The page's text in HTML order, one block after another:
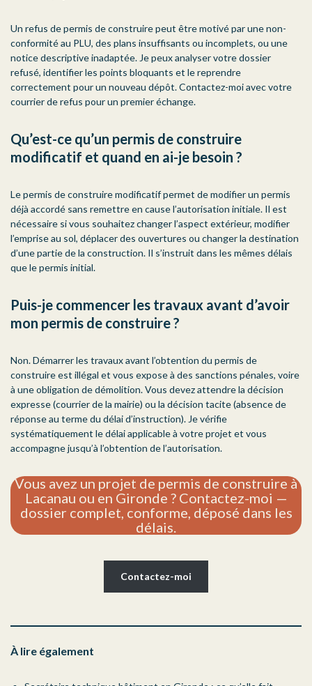
Un refus de permis de construire peut être motivé par une non-
conformité au PLU, des plans insuffisants ou incomplets, ou une
notice descriptive inadaptée. Je peux analyser votre dossier
refusé, identifier les points bloquants et le reprendre
correctement pour un nouveau dépôt. Contactez-moi avec votre
courrier de refus pour un premier échange.
Qu’est-ce qu’un permis de construire
modificatif et quand en ai-je besoin ?
Le permis de construire modificatif permet de modifier un permis
déjà accordé sans remettre en cause l’autorisation initiale. Il est
nécessaire si vous souhaitez changer l’aspect extérieur, modifier
l’emprise au sol, déplacer des ouvertures ou changer la destination
d’une partie de la construction. Il s’instruit dans les mêmes délais
que le permis initial.
Puis-je commencer les travaux avant d’avoir
mon permis de construire ?
Non. Démarrer les travaux avant l’obtention du permis de
construire est illégal et vous expose à des sanctions pénales, voire
à une obligation de démolition. Vous devez attendre la décision
expresse (courrier de la mairie) ou la décision tacite (absence de
réponse au terme du délai d’instruction). Je vérifie
systématiquement le délai applicable à votre projet et vous
accompagne jusqu’à l’obtention de l’autorisation.
Vous avez un projet de permis de construire à
Lacanau ou en Gironde ? Contactez-moi —
dossier complet, conforme, déposé dans les
délais.
Contactez-moi
À lire également